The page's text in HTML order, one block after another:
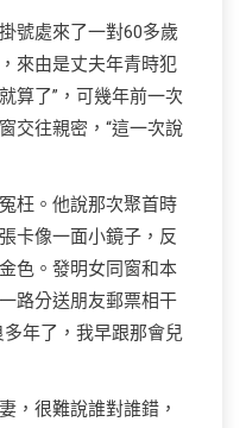
號處來了一對60多歲
來由是丈夫年青時犯
算了”，可幾年前一次
交往親密，“這一次說
枉。他說那次聚首時
卡像一面小鏡子，反
色。發明女同窗和本
路分送朋友郵票相干
年了，我早跟那會兒
，很難說誰對誰錯，